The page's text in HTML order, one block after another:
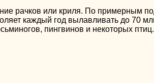
рачков или криля. По примерным
каждый год вылавливать до 70
пингвинов и некоторых